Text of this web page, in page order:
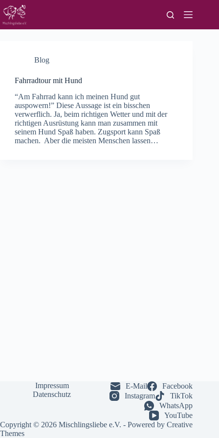
Zum
Inhalt
springen
Blog
Fahrradtour mit Hund
“Am Fahrrad kann ich meinen Hund gut
auspowern!” Diese Aussage ist ein bisschen
verwerflich. Ja, beim richtigen Wetter und mit der
richtigen Ausrüstung kann man zusammen mit
seinem Hund Spaß haben. Zugsport kann Spaß
machen. Aber die meisten Menschen lassen…
Impressum
Datenschutz
E-Mail
Facebook
Instagram
TikTok
WhatsApp
YouTube
Copyright © 2026 Mischlingsliebe e.V. - Powered by Creative
Themes